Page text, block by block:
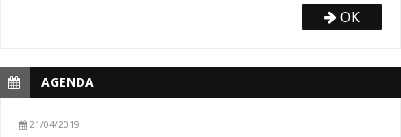
OK
AGENDA
21/04/2019